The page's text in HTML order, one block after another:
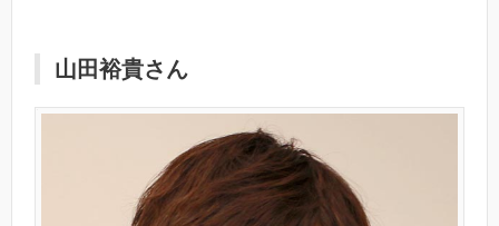
山田裕貴さん